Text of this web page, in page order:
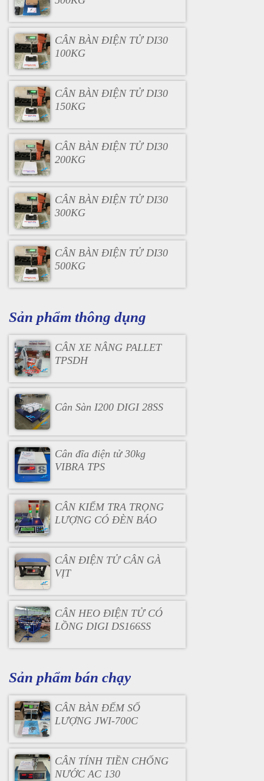
CÂN BÀN ĐIỆN TỬ DI30
100KG
CÂN BÀN ĐIỆN TỬ DI30
150KG
CÂN BÀN ĐIỆN TỬ DI30
200KG
CÂN BÀN ĐIỆN TỬ DI30
300KG
CÂN BÀN ĐIỆN TỬ DI30
500KG
Sản phẩm thông dụng
CÂN XE NÂNG PALLET
TPSDH
Cân Sàn I200 DIGI 28SS
Cân đĩa điện tử 30kg
VIBRA TPS
CÂN KIỂM TRA TRỌNG
LƯỢNG CÓ ĐÈN BÁO
CÂN ĐIỆN TỬ CÂN GÀ
VỊT
CÂN HEO ĐIỆN TỬ CÓ
LỒNG DIGI DS166SS
Sản phẩm bán chạy
CÂN BÀN ĐẾM SỐ
LƯỢNG JWI-700C
CÂN TÍNH TIỀN CHỐNG
NƯỚC AC 130